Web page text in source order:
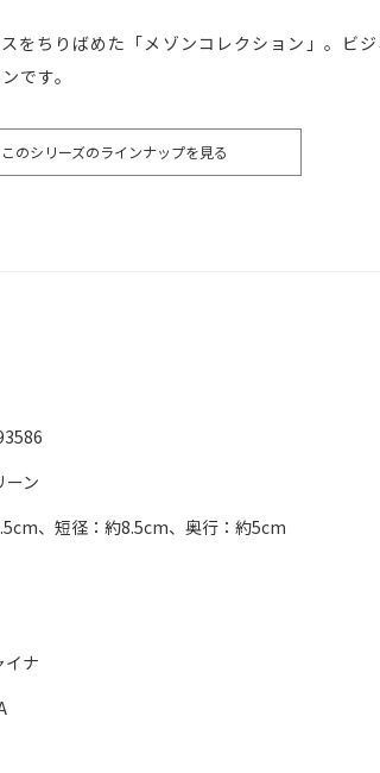
をちりばめた「メゾンコレクション」。ビ
です。
このシリーズのラインナップを見る
ーン
、短径：約8.5cm、奥行：約5cm
イナ